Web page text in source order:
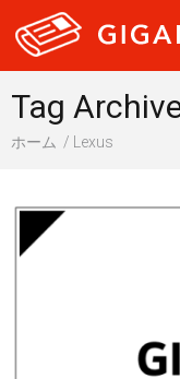
テック
Tag
ホーム Lexus